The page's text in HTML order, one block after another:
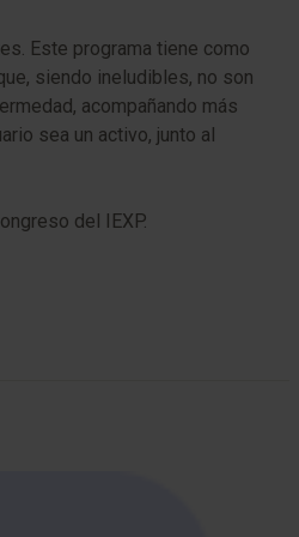
Este programa tiene como
siendo ineludibles, no son
acompañando más
sea un activo, junto al
del IEXP.